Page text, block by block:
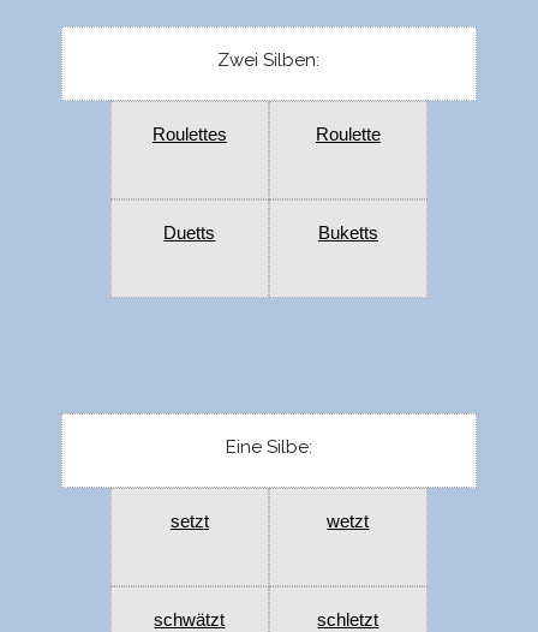
Zwei Silben:
Roulettes Roulette
Duetts Buketts
Eine Silbe:
setzt wetzt
schwätzt schletzt